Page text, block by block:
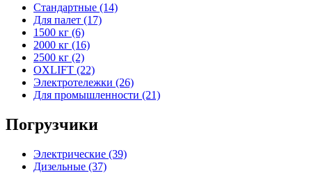
Стандартные (14)
Для палет (17)
1500 кг (6)
2000 кг (16)
2500 кг (2)
OXLIFT (22)
Электротележки (26)
Для промышленности (21)
Погрузчики
Электрические (39)
Дизельные (37)